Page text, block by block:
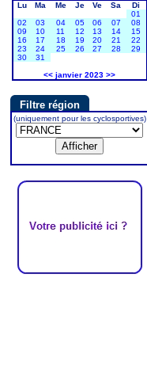
Lu Ma Me Je Ve Sa
Di
01
02
03 04 05 06 07
08
09
10 11 12 13 14
15
16
17 18 19 20 21
22
23
24 25 26 27 28
29
30
31
<< janvier 2023 >>
Filtre région
(uniquement pour les cyclosportives)